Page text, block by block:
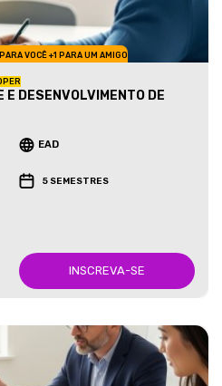
VOCÊ +1 PARA UM AMIGO
E DESENVOLVIMENTO DE
EAD
5 SEMESTRES
INSCREVA-SE